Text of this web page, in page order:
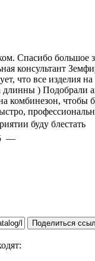
Спасибо большое
консультант
что все изделия
длинны ) Подобрали
комбинезон, чтобы
буду блестать
—
Поделиться